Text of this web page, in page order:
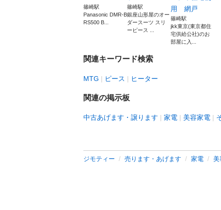
篠崎駅
Panasonic DMR-B
RS500 B...
篠崎駅
銀座山形屋のオー
ダースーツ スリ
ーピース ...
用 網戸
篠崎駅
jkk東京(東京都住
宅供給公社)のお
部屋に入...
関連キーワード検索
MTG ピース ヒーター
関連の掲示板
中古あげます・譲ります 家電 美容家電
ジモティー 売ります・あげます 家電 美